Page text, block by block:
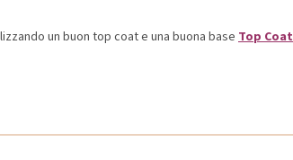
un buon top coat e una buona base Top Coat